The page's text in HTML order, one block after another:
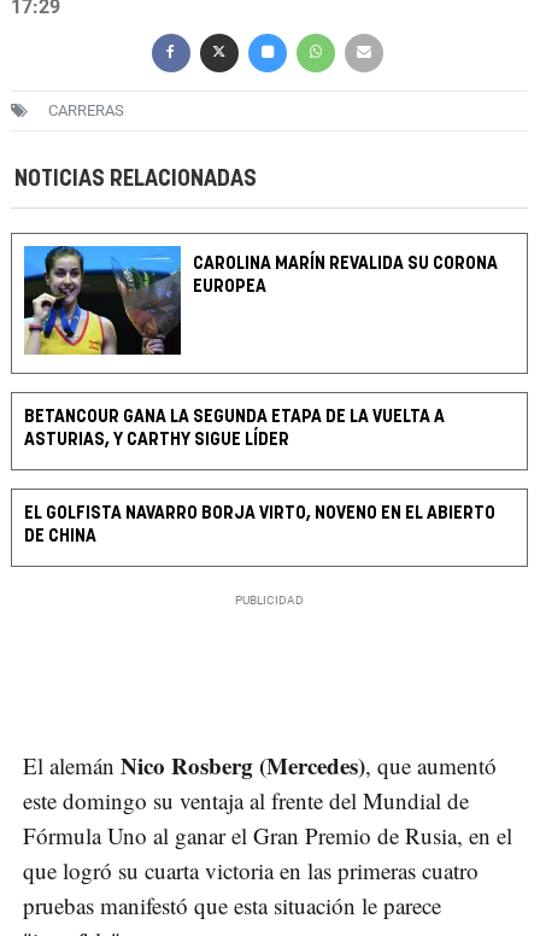
17:29
CARRERAS
NOTICIAS RELACIONADAS
CAROLINA MARÍN REVALIDA SU CORONA
EUROPEA
BETANCOUR GANA LA SEGUNDA ETAPA DE LA VUELTA A
ASTURIAS, Y CARTHY SIGUE LÍDER
EL GOLFISTA NAVARRO BORJA VIRTO, NOVENO EN EL ABIERTO
DE CHINA
El alemán Nico Rosberg (Mercedes), que aumentó
este domingo su ventaja al frente del Mundial de
Fórmula Uno al ganar el Gran Premio de Rusia, en el
que logró su cuarta victoria en las primeras cuatro
pruebas manifestó que esta situación le parece